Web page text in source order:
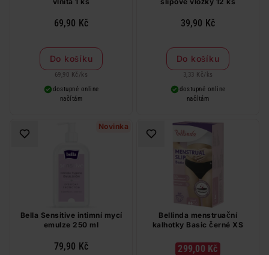
69,90 Kč
Do košíku
69,90 Kč / ks
dostupné online
načítám
39,90 Kč
Do košíku
3,33 Kč/ ks
dostupné online
načítám
Novinka
Bella Sensitive intimní mycí
emulze 250 ml
79,90 Kč
Bellinda menstruační
kalhotky Basic černé XS
299,00 Kč